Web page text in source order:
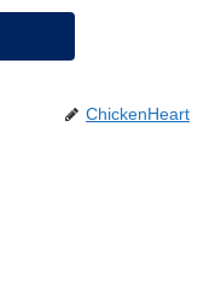
ChickenHeart